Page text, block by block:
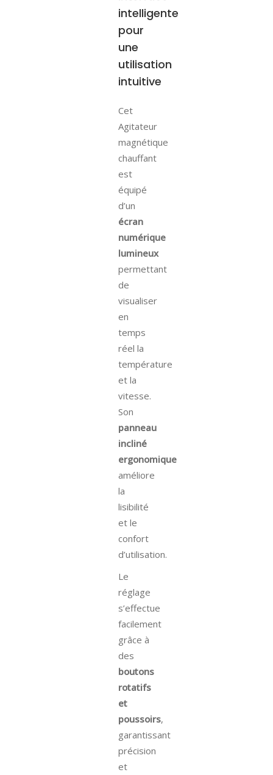
intelligente
pour
une
utilisation
intuitive
Cet
Agitateur
magnétique
chauffant
est
équipé
d’un
écran
numérique
lumineux
permettant
de
visualiser
en
temps
réel la
température
et la
vitesse.
Son
panneau
incliné
ergonomique
améliore
la
lisibilité
et le
confort
d’utilisation.
Le
réglage
s’effectue
facilement
grâce à
des
boutons
rotatifs
et
poussoirs,
garantissant
précision
et